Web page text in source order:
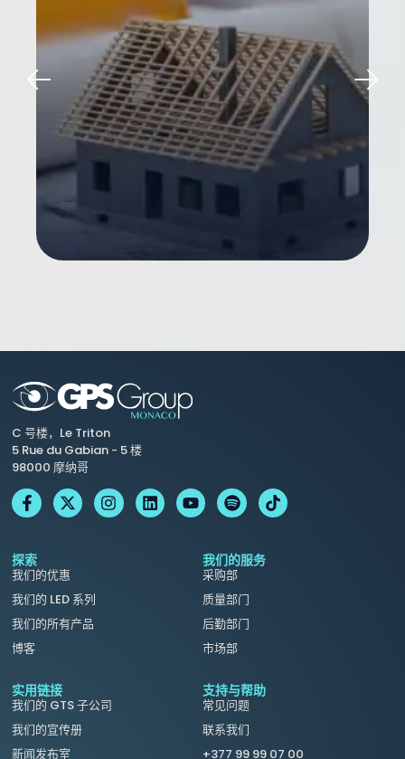
C 号楼，Le Triton
5 Rue du Gabian - 5 楼
98000 摩纳哥
探索
我们的优惠
我们的 LED 系列
我们的所有产品
博客
我们的服务
采购部
质量部门
后勤部门
市场部
实用链接
我们的 GTS 子公司
我们的宣传册
新闻发布室
支持与帮助
常见问题
联系我们
+377 99 99 07 00